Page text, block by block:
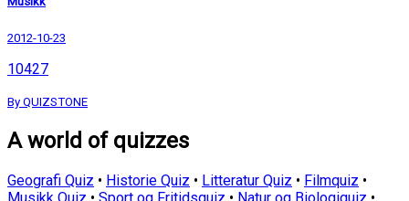
2012-10-23
10427
By QUIZSTONE
A world of quizzes
Geografi Quiz • Historie Quiz • Litteratur Quiz • Filmquiz •